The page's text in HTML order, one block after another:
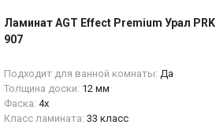
Ламинат AGT Effect Premium Урал PRK
907
Подходит для ванной комнаты: Да
Толщина доски: 12 мм
Фаска: 4x
Класс ламината: 33 класс